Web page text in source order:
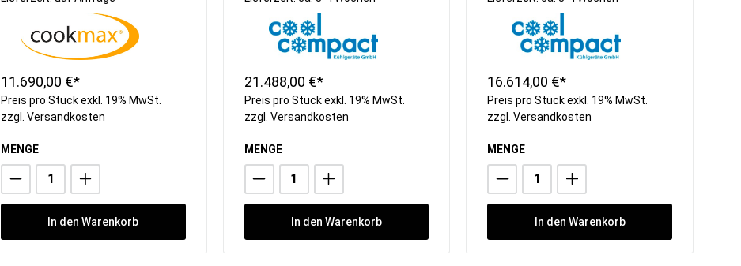
11.690,00 €*
Preis pro Stück exkl. 19% MwSt.
zzgl. Versandkosten
MENGE
In den Warenkorb
21.488,00 €*
Preis pro Stück exkl. 19% MwSt.
zzgl. Versandkosten
MENGE
In den Warenkorb
16.614,00 €*
Preis pro Stück exkl. 19% MwSt.
zzgl.Versandkosten
MENGE
In den Warenkorb